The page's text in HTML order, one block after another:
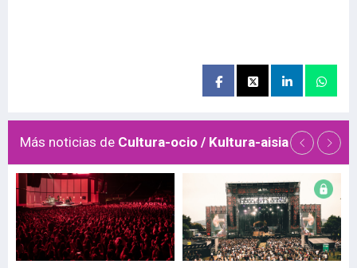
Más noticias de Cultura-ocio / Kultura-aisia